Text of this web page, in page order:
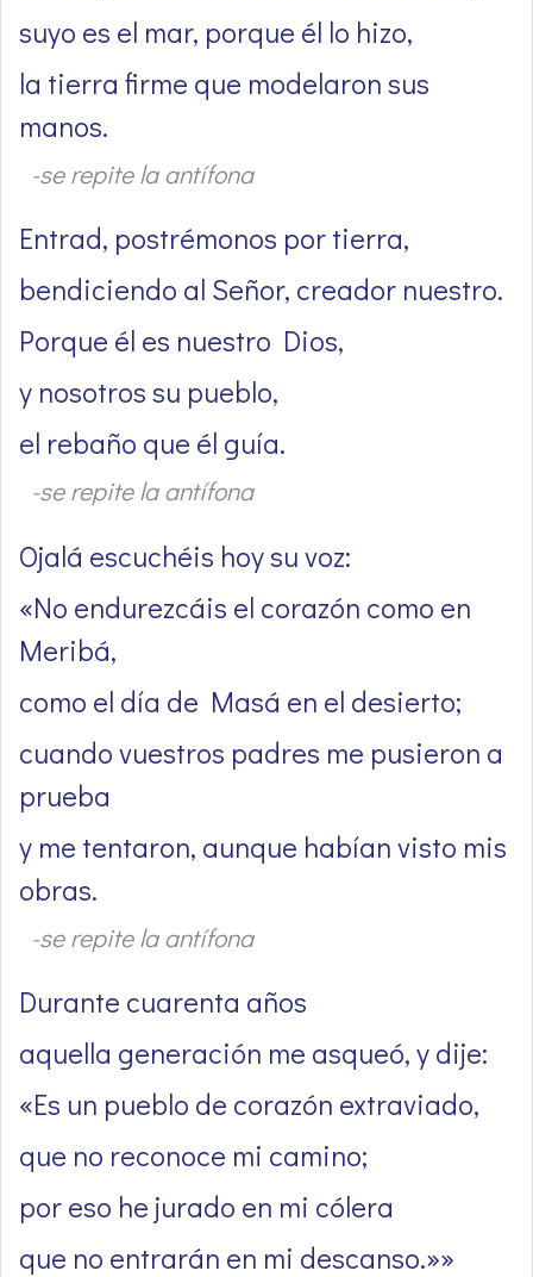
suyo es el mar, porque él lo hizo,
la tierra firme que modelaron sus
manos.
-se repite la antífona
Entrad, postrémonos por tierra,
bendiciendo al Señor, creador nuestro.
Porque él es nuestro Dios,
y nosotros su pueblo,
el rebaño que él guía.
-se repite la antífona
Ojalá escuchéis hoy su voz:
«No endurezcáis el corazón como en
Meribá,
como el día de Masá en el desierto;
cuando vuestros padres me pusieron a
prueba
y me tentaron, aunque habían visto mis
obras.
-se repite la antífona
Durante cuarenta años
aquella generación me asqueó, y dije:
«Es un pueblo de corazón extraviado,
que no reconoce mi camino;
por eso he jurado en mi cólera
que no entrarán en mi descanso.»»